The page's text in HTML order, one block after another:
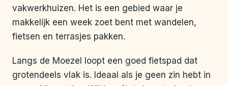
vakwerkhuizen. Het is een gebied waar je
makkelijk een week zoet bent met wandelen,
fietsen en terrasjes pakken.
Langs de Moezel loopt een goed fietspad dat
grotendeels vlak is. Ideaal als je geen zin hebt in